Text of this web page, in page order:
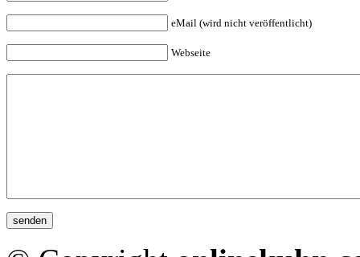
eMail (wird nicht veröffentlicht)
Webseite